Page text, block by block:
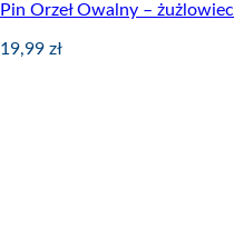
Pin Orzeł Owalny – żużlowiec
19,99 zł